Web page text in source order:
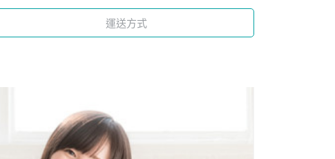
運送方式